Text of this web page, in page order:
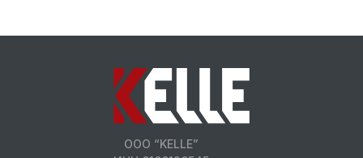
ООО “KELLE”
Посмотреть уличную экспозицию